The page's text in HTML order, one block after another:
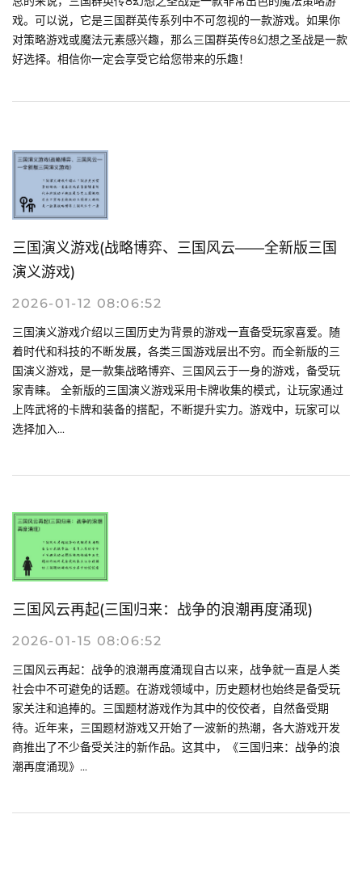
戏。可以说，它是三国群英传系列中不可忽视的一款游戏。如果你
对策略游戏或魔法元素感兴趣，那么三国群英传8幻想之圣战是一款
好选择。相信你一定会享受它给您带来的乐趣！
三国演义游戏(战略博弈、三国风云——全新版三国
演义游戏)
2026-01-12 08:06:52
三国演义游戏介绍以三国历史为背景的游戏一直备受玩家喜爱。随
着时代和科技的不断发展，各类三国游戏层出不穷。而全新版的三
国演义游戏，是一款集战略博弈、三国风云于一身的游戏，备受玩
家青睐。 全新版的三国演义游戏采用卡牌收集的模式，让玩家通过
上阵武将的卡牌和装备的搭配，不断提升实力。游戏中，玩家可以
选择加入...
三国风云再起(三国归来：战争的浪潮再度涌现)
2026-01-15 08:06:52
三国风云再起：战争的浪潮再度涌现自古以来，战争就一直是人类
社会中不可避免的话题。在游戏领域中，历史题材也始终是备受玩
家关注和追捧的。三国题材游戏作为其中的佼佼者，自然备受期
待。近年来，三国题材游戏又开始了一波新的热潮，各大游戏开发
商推出了不少备受关注的新作品。这其中，《三国归来：战争的浪
潮再度涌现》...